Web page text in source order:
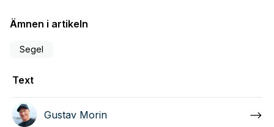
Ämnen i artikeln
Segel
Text
Gustav Morin